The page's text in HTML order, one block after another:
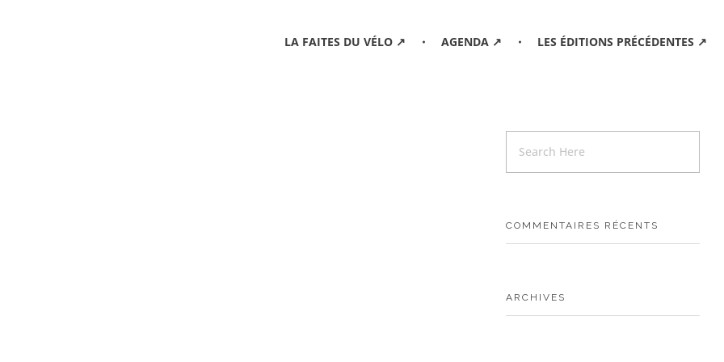
LA FAITES DU VÉLO ↗ AGENDA ↗ LES ÉDITIONS PRÉCÉDENTES ↗
COMMENTAIRES RÉCENTS
ARCHIVES